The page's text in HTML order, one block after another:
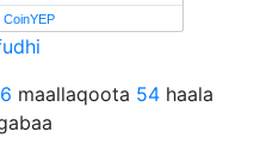
CoinYEP
maallaqoota 54haala